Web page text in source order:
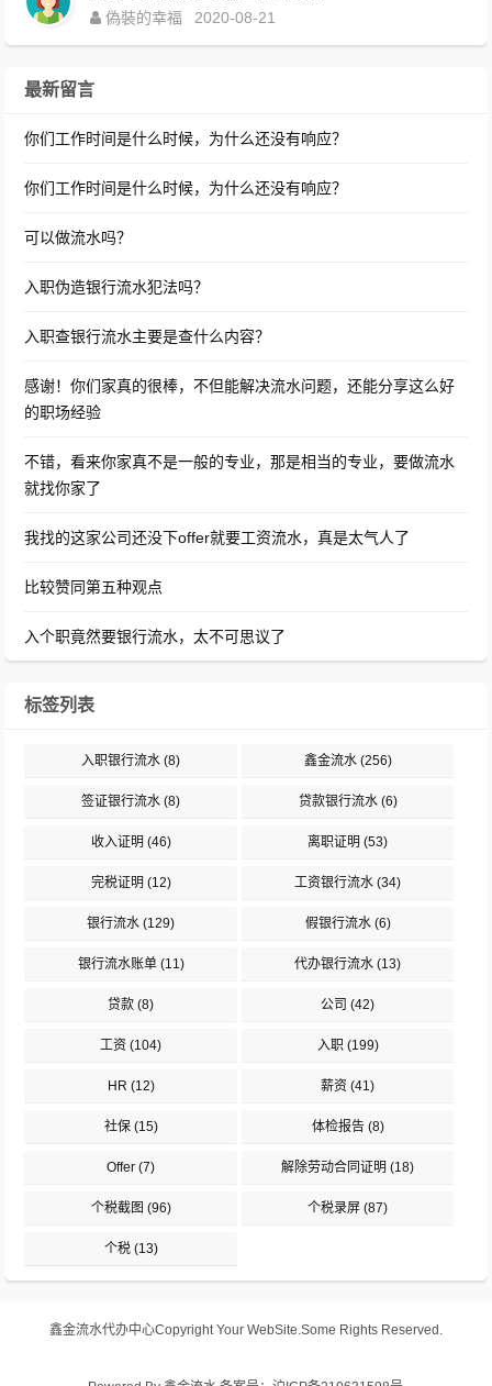
偽裝的幸福
2020-08-21
最新留言
你们工作时间是什么时候，为什么还没有响应？
你们工作时间是什么时候，为什么还没有响应？
可以做流水吗？
入职伪造银行流水犯法吗？
入职查银行流水主要是查什么内容？
感谢！你们家真的很棒，不但能解决流水问题，还能分享这么好
的职场经验
不错，看来你家真不是一般的专业，那是相当的专业，要做流水
就找你家了
我找的这家公司还没下offer就要工资流水，真是太气人了
比较赞同第五种观点
入个职竟然要银行流水，太不可思议了
标签列表
入职银行流水 (8) 鑫金流水(256)
签证银行流水 (8) 贷款银行流水(6)
收入证明 (46) 离职证明 (53)
完税证明 (12) 工资银行流水 (34)
银行流水 (129) 假银行流水(6)
银行流水账单(11) 代办银行流水 (13)
贷款 (8) 公司 (42)
工资 (104) 入职 (199)
HR (12) 薪资 (41)
社保(15) 体检报告(8)
Offer (7) 解除劳动合同证明 (18)
个税截图 (96) 个税录屏 (87)
个税(13)
鑫金流水代办中心Copyright Your WebSite.Some Rights Reserved.